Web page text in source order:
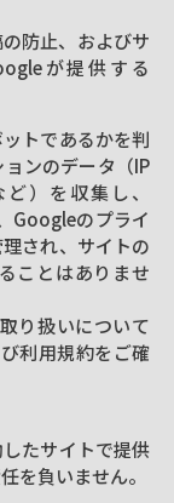
防止、およびサ
が提供する
トであるかを判
ンのデータ（IP
）を収集し、
Googleのプライ
され、サイトの
ことはありませ
り扱いについて
利用規約をご確
たサイトで提供
を負いません。